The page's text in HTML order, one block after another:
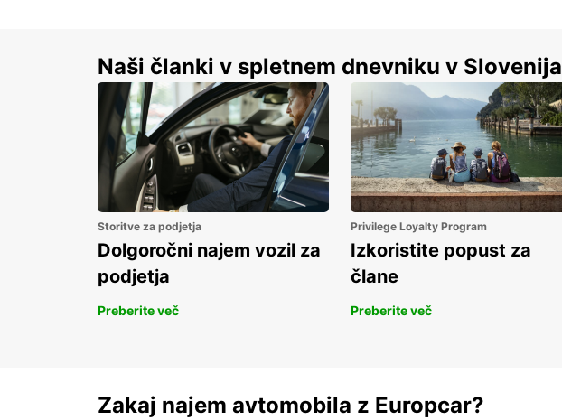
Naši članki v spletnem dnevniku v Slovenija
Storitve za podjetja
Dolgoročni najem vozil za
podjetja
Preberite več
Privilege Loyalty Program
Izkoristite popust za
člane
Preberite več
Zakaj najem avtomobila z Europcar?